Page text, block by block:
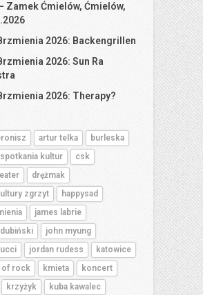
Zamek Ćmielów, Ćmielów,
2026: Backengrillen
2026: Sun Ra
2026: Therapy?
artur telka
burleska
kultur
csk
drężmak
zgrzyt
happysad
james labrie
john myung
jordan rudess
katowice
of rock
kmieta
koncert
krzyżyk
kuba kawalec